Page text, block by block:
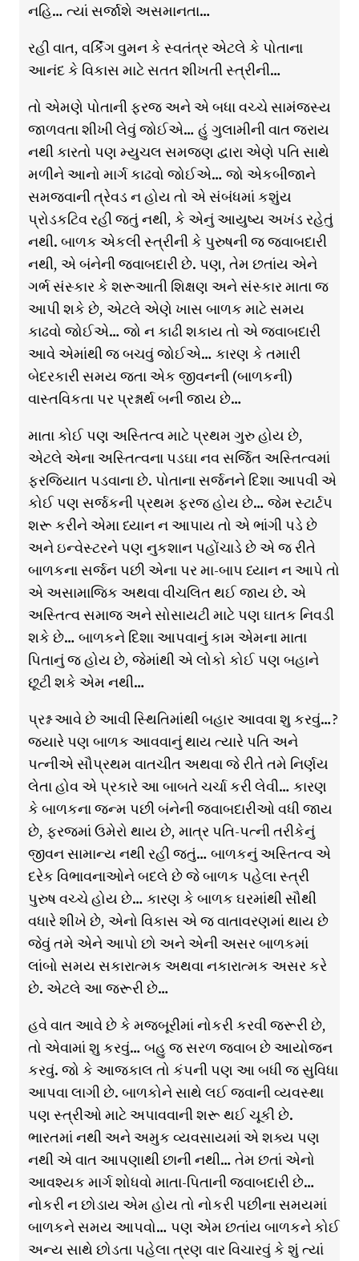
નહિ… ત્યાં સર્જાશે અસમાનતા…
રહી વાત, વર્કિંગ વુમન કે સ્વતંત્ર એટલે કે પોતાના
આનંદ કે વિકાસ માટે સતત શીખતી સ્ત્રીની…
તો એમણે પોતાની ફરજ અને એ બધા વચ્ચે સામંજસ્ય
જાળવતા શીખી લેવું જોઈએ… હું ગુલામીની વાત જરાય
નથી કારતો પણ મ્યુચલ સમજણ દ્વારા એણે પતિ સાથે
મળીને આનો માર્ગ કાઢવો જોઈએ… જો એકબીજાને
સમજવાની ત્રેવડ ન હોય તો એ સંબંધમાં કશુંય
પ્રોડકટિવ રહી જતું નથી, કે એનું આયુષ્ય અખંડ રહેતું
નથી. બાળક એકલી સ્ત્રીની કે પુરુષની જ જવાબદારી
નથી, એ બંનેની જવાબદારી છે. પણ, તેમ છતાંય એને
ગર્ભ સંસ્કાર કે શરૂઆતી શિક્ષણ અને સંસ્કાર માતા જ
આપી શકે છે, એટલે એણે ખાસ બાળક માટે સમય
કાઢવો જોઈએ… જો ન કાઢી શકાય તો એ જવાબદારી
આવે એમાંથી જ બચવું જોઈએ… કારણ કે તમારી
બેદરકારી સમય જતા એક જીવનની (બાળકની)
વાસ્તવિકતા પર પ્રશ્નાર્થ બની જાય છે…
માતા કોઈ પણ અસ્તિત્વ માટે પ્રથમ ગુરુ હોય છે,
એટલે એના અસ્તિત્વના પડઘા નવ સર્જિત અસ્તિત્વમાં
ફરજિયાત પડવાના છે. પોતાના સર્જનને દિશા આપવી એ
કોઈ પણ સર્જકની પ્રથમ ફરજ હોય છે… જેમ સ્ટાર્ટપ
શરૂ કરીને એમા ધ્યાન ન આપાય તો એ ભાંગી પડે છે
અને ઇન્વેસ્ટરને પણ નુકશાન પહોંચાડે છે એ જ રીતે
બાળકના સર્જન પછી એના પર મા-બાપ ધ્યાન ન આપે તો
એ અસામાજિક અથવા વીચલિત થઈ જાય છે. એ
અસ્તિત્વ સમાજ અને સોસાયટી માટે પણ ઘાતક નિવડી
શકે છે… બાળકને દિશા આપવાનું કામ એમના માતા
પિતાનું જ હોય છે, જેમાંથી એ લોકો કોઈ પણ બહાને
છૂટી શકે એમ નથી…
પ્રશ્ન આવે છે આવી સ્થિતિમાંથી બહાર આવવા શુ કરવું…?
જ્યારે પણ બાળક આવવાનું થાય ત્યારે પતિ અને
પત્નીએ સૌપ્રથમ વાતચીત અથવા જે રીતે તમે નિર્ણય
લેતા હોવ એ પ્રકારે આ બાબતે ચર્ચા કરી લેવી… કારણ
કે બાળકના જન્મ પછી બંનેની જવાબદારીઓ વધી જાય
છે, ફરજમાં ઉમેરો થાય છે, માત્ર પતિ-પત્ની તરીકેનું
જીવન સામાન્ય નથી રહી જતું… બાળકનું અસ્તિત્વ એ
દરેક વિભાવનાઓને બદલે છે જે બાળક પહેલા સ્ત્રી
પુરુષ વચ્ચે હોય છે… કારણ કે બાળક ઘરમાંથી સૌથી
વધારે શીખે છે, એનો વિકાસ એ જ વાતાવરણમાં થાય છે
જેવું તમે એને આપો છો અને એની અસર બાળકમાં
લાંબો સમય સકારાત્મક અથવા નકારાત્મક અસર કરે
છે. એટલે આ જરૂરી છે…
હવે વાત આવે છે કે મજબૂરીમાં નોકરી કરવી જરૂરી છે,
તો એવામાં શુ કરવું… બહુ જ સરળ જવાબ છે આયોજન
કરવું. જો કે આજકાલ તો કંપની પણ આ બધી જ સુવિધા
આપવા લાગી છે. બાળકોને સાથે લઈ જવાની વ્યવસ્થા
પણ સ્ત્રીઓ માટે અપાવવાની શરૂ થઈ ચૂકી છે.
ભારતમાં નથી અને અમુક વ્યવસાયમાં એ શક્ય પણ
નથી એ વાત આપણાથી છાની નથી… તેમ છતાં એનો
આવશ્યક માર્ગ શોધવો માતા-પિતાની જવાબદારી છે…
નોકરી ન છોડાય એમ હોય તો નોકરી પછીના સમયમાં
બાળકને સમય આપવો… પણ એમ છતાંય બાળકને કોઈ
અન્ય સાથે છોડતા પહેલા ત્રણ વાર વિચારવું કે શું ત્યાં